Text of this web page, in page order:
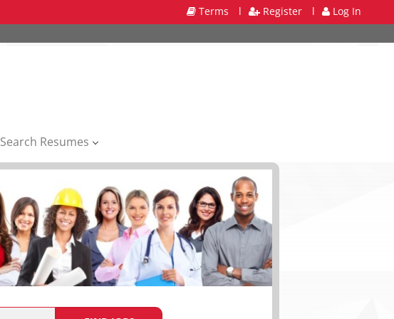
Terms l Register l Log In
Search Resumes